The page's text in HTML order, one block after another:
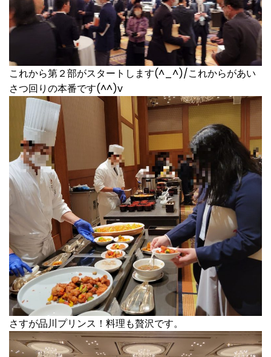
これから第２部がスタートします(^_^)/これからがあい
さつ回りの本番です(^^)v
さすが品川プリンス！料理も贅沢です。